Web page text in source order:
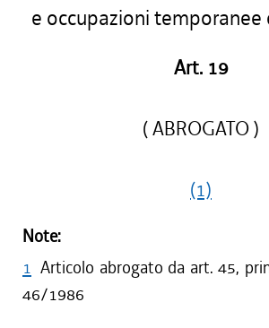
e occupazioni temporanee
Art. 19
( ABROGATO )
(1)
Note:
1 Articolo abrogato da art. 45,
46/1986